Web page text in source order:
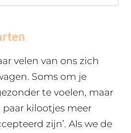
velen van ons zich
Soms om je
te voelen, maar
kilootjes meer
zijn’. Als we de